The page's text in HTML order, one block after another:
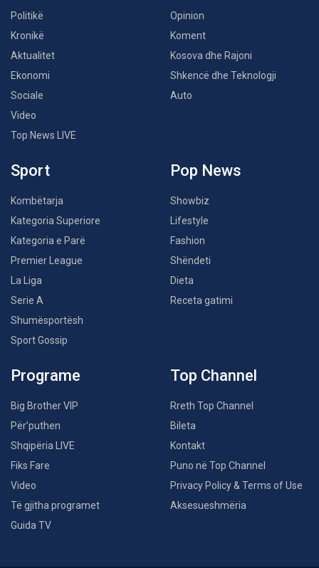
Politikë
Kronikë
Aktualitet
Ekonomi
Sociale
Video
Top News LIVE
Opinion
Koment
Kosova dhe Rajoni
Shkencë dhe Teknologji
Auto
Sport
Kombëtarja
Kategoria Superiore
Kategoria e Parë
Premier League
La Liga
Serie A
Shumësportësh
Sport Gossip
Pop News
Showbiz
Lifestyle
Fashion
Shëndeti
Dieta
Receta gatimi
Programe
Big Brother VIP
Për’puthen
Shqipëria LIVE
Fiks Fare
Video
Të gjitha programet
Guida TV
Top Channel
Rreth Top Channel
Bileta
Kontakt
Puno në Top Channel
Privacy Policy & Terms of Use
Aksesueshmëria